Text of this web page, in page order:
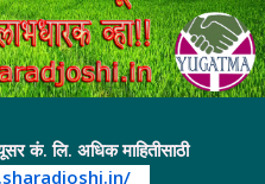
कं. लि. अधिक माहितीसाठी